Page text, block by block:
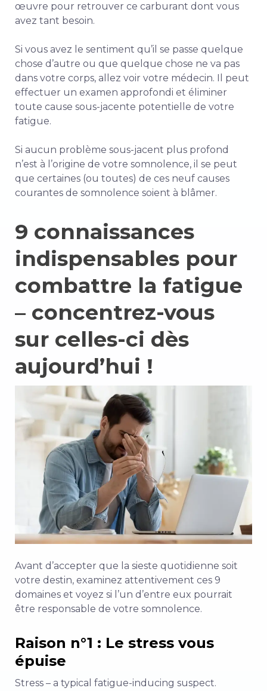
œuvre pour retrouver ce carburant dont vous
avez tant besoin.
Si vous avez le sentiment qu’il se passe quelque
chose d’autre ou que quelque chose ne va pas
dans votre corps, allez voir votre médecin. Il peut
effectuer un examen approfondi et éliminer
toute cause sous-jacente potentielle de votre
fatigue.
Si aucun problème sous-jacent plus profond
n’est à l’origine de votre somnolence, il se peut
que certaines (ou toutes) de ces neuf causes
courantes de somnolence soient à blâmer.
9 connaissances
indispensables pour
combattre la fatigue
– concentrez-vous
sur celles-ci dès
aujourd’hui !
Avant d’accepter que la sieste quotidienne soit
votre destin, examinez attentivement ces 9
domaines et voyez si l’un d’entre eux pourrait
être responsable de votre somnolence.
Raison n°1 : Le stress vous
épuise
Stress – a typical fatigue-inducing suspect.